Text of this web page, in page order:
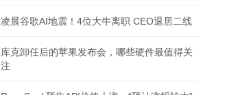
凌晨谷歌AI地震！4位大牛离职 CEO退居二线
库克卸任后的苹果发布会，哪些硬件最值得关
注